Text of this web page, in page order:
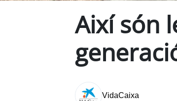
Així són
VidaCaixa